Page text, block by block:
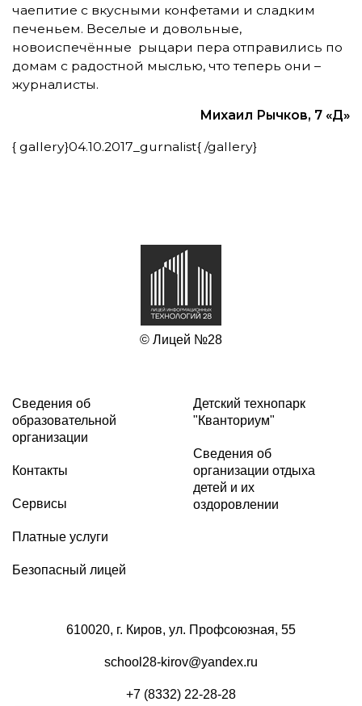
чаепитие с вкусными конфетами и сладким
печеньем. Веселые и довольные,
новоиспечённые рыцари пера отправились по
домам с радостной мыслью, что теперь они –
журналисты.
Михаил Рычков, 7 «Д»
{ gallery}04.10.2017_gurnalist{ /gallery}
© Лицей №28
Сведения об
образовательной
организации
Контакты
Сервисы
Платные услуги
Безопасный лицей
Детский технопарк
"Кванториум"
Сведения об
организации отдыха
детей и их
оздоровлении
610020, г. Киров, ул. Профсоюзная, 55
school28-kirov@yandex.ru
+7 (8332) 22-28-28